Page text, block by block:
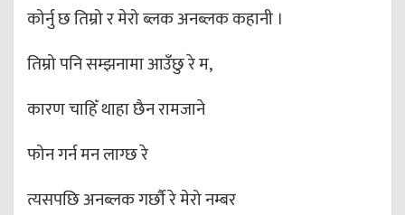
कोर्नु छ तिम्रो र मेरो ब्लक अनब्लक कहानी ।
तिम्रो पनि सम्झनामा आउँछु रे म,
कारण चाहिँ थाहा छैन रामजाने
फोन गर्न मन लाग्छ रे
त्यसपछि अनब्लक गर्छौ रे मेरो नम्बर